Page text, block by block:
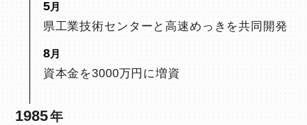
5
県工業技術センターと高速めっきを共同開発
8
資本金を3000万円に増資
1985